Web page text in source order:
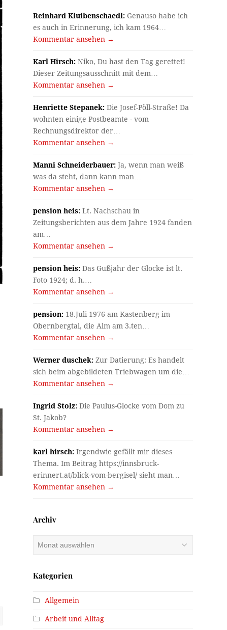
Reinhard Kluibenschaedl: Genauso habe ich
es auch in Erinnerung, ich kam 1964…
Kommentar ansehen →
Karl Hirsch: Niko, Du hast den Tag gerettet!
Dieser Zeitungsausschnitt mit dem…
Kommentar ansehen →
Henriette Stepanek: Die Josef-Pöll-Straße! Da
wohnten einige Postbeamte - vom
Rechnungsdirektor der…
Kommentar ansehen →
Manni Schneiderbauer: Ja, wenn man weiß
was da steht, dann kann man…
Kommentar ansehen →
pension heis: Lt. Nachschau in
Zeitungsberichten aus dem Jahre 1924 fanden
am…
Kommentar ansehen →
pension heis: Das Gußjahr der Glocke ist lt.
Foto 1924; d. h.…
Kommentar ansehen →
pension: 18.Juli 1976 am Kastenberg im
Obernbergtal, die Alm am 3.ten…
Kommentar ansehen →
Werner duschek: Zur Datierung: Es handelt
sich beim abgebildeten Triebwagen um die…
Kommentar ansehen →
Ingrid Stolz: Die Paulus-Glocke vom Dom zu
St. Jakob?
Kommentar ansehen →
karl hirsch: Irgendwie gefällt mir dieses
Thema. Im Beitrag https://innsbruck-
erinnert.at/blick-vom-bergisel/ sieht man…
Kommentar ansehen →
Archiv
Archiv
Kategorien
Allgemein
Arbeit und Alltag